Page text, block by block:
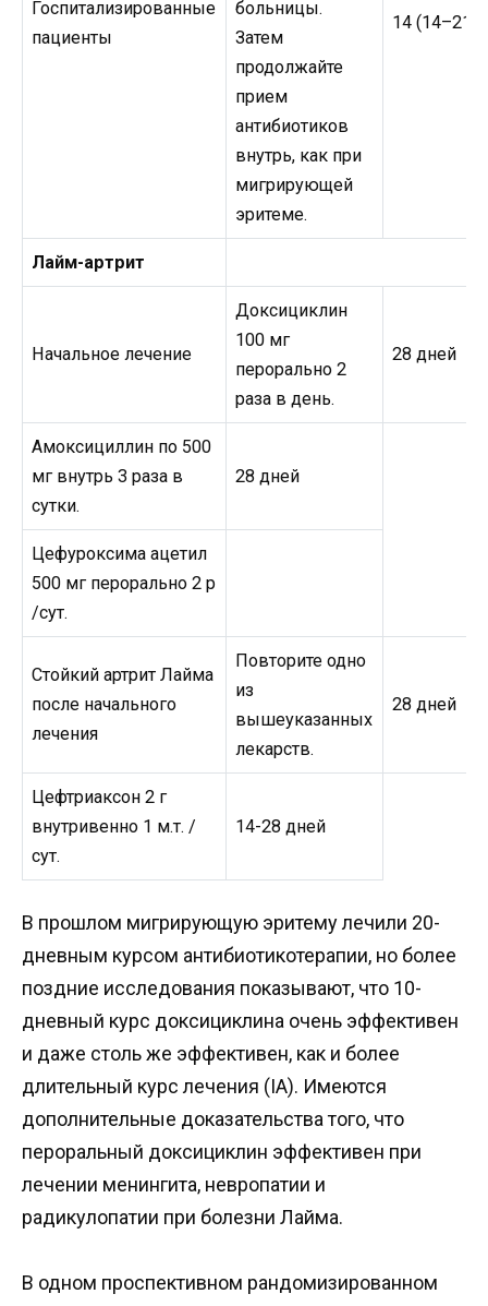
Госпитализированные
пациенты
больницы.
Затем
продолжайте
прием
антибиотиков
внутрь, как при
мигрирующей
эритеме.
14 (14–21)
Лайм-артрит
Начальное лечение
Доксициклин
100 мг
перорально 2
раза в день.
28 дней
Амоксициллин по 500
мг внутрь 3 раза в
сутки.
28 дней
Цефуроксима ацетил
500 мг перорально 2 р
/сут.
Стойкий артрит Лайма
после начального
лечения
Повторите одно
из
вышеуказанных
лекарств.
28 дней
Цефтриаксон 2 г
внутривенно 1 м.т. /
сут.
14-28 дней
В прошлом мигрирующую эритему лечили 20-
дневным курсом антибиотикотерапии, но более
поздние исследования показывают, что 10-
дневный курс доксициклина очень эффективен
и даже столь же эффективен, как и более
длительный курс лечения (IA). Имеются
дополнительные доказательства того, что
пероральный доксициклин эффективен при
лечении менингита, невропатии и
радикулопатии при болезни Лайма.
В одном проспективном рандомизированном